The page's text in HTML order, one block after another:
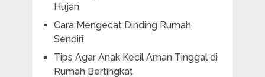
Hujan
Cara Mengecat Dinding Rumah
Sendiri
Tips Agar Anak Kecil Aman Tinggal di
Rumah Bertingkat